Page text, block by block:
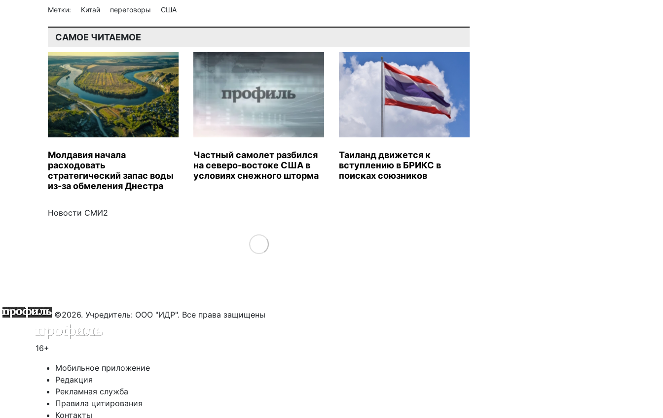
Метки: Китай переговоры США
САМОЕ ЧИТАЕМОЕ
Молдавия начала
расходовать
стратегический запас воды
из-за обмеления Днестра
Частный самолет разбился
на северо-востоке США в
условиях снежного шторма
Таиланд движется к
вступлению в БРИКС в
поисках союзников
Новости СМИ2
Load More
©2026. Учредитель: ООО "ИДР". Все права защищены
16+
Мобильное приложение
Редакция
Рекламная служба
Правила цитирования
Контакты